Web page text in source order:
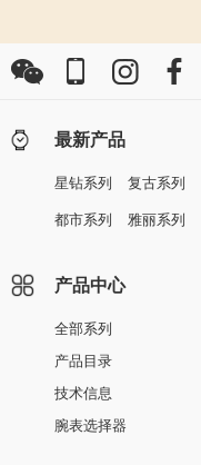
最新产品
星钻系列 复古系列
都市系列 雅丽系列
产品中心
全部系列
产品目录
技术信息
腕表选择器